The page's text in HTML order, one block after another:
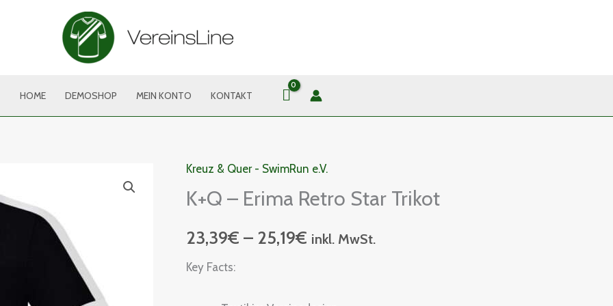
HOME DEMOSHOP MEIN KONTO KONTAKT
Kreuz & Quer - SwimRun e.V.
K+Q – Erima Retro Star Trikot
23,39€ – 25,19€
Preisspanne:
23,39€
bis
inkl. MwSt.
Key Facts:
K+Q
-
Retro